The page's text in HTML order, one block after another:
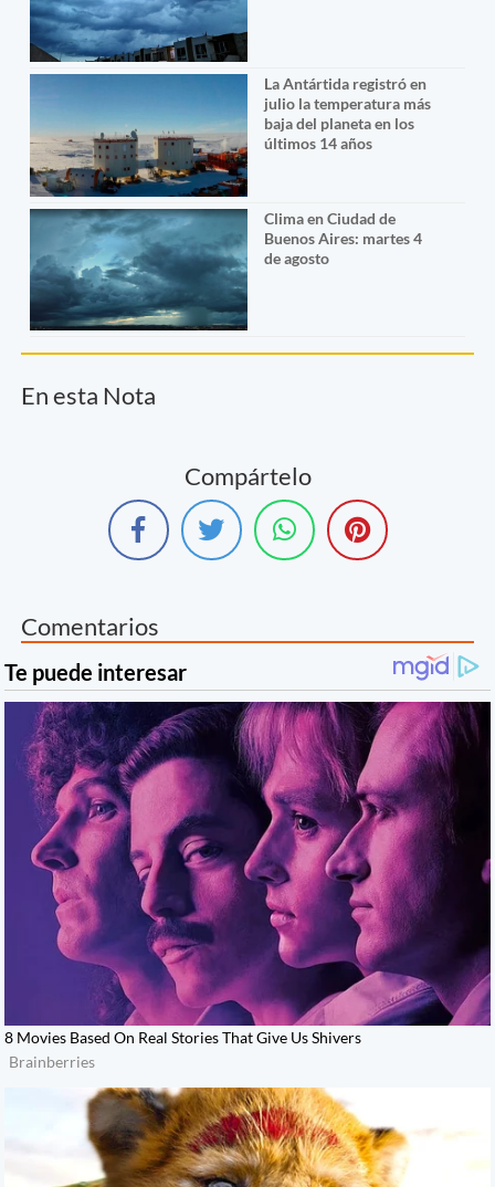
La Antártida registró en
julio la temperatura más
baja del planeta en los
últimos 14 años
Clima en Ciudad de
Buenos Aires: martes 4
de agosto
En esta Nota
Compártelo
Comentarios